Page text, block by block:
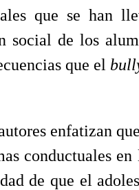
que se han
social de los
que el
enfatizan
conductuales
de que el